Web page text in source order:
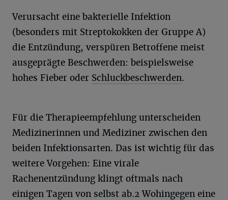
Verursacht eine bakterielle Infektion
(besonders mit Streptokokken der Gruppe A)
die Entzündung, verspüren Betroffene meist
ausgeprägte Beschwerden: beispielsweise
hohes Fieber oder Schluckbeschwerden.
Für die Therapieempfehlung unterscheiden
Medizinerinnen und Mediziner zwischen den
beiden Infektionsarten. Das ist wichtig für das
weitere Vorgehen: Eine virale
Rachenentzündung klingt oftmals nach
einigen Tagen von selbst ab.2Wohingegen eine